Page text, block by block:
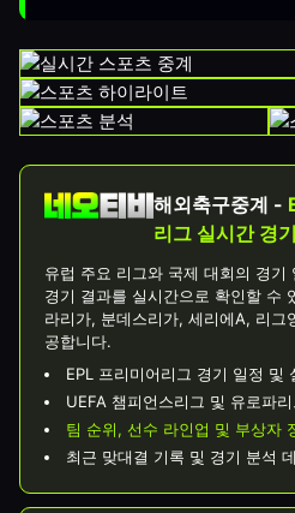
해외축구중계 -
리그 실시간 경
유럽 주요 리그와 국제 대회의 경기
경기 결과를 실시간으로 확인할 수
라리가, 분데스리가, 세리에A, 리그
공합니다.
EPL 프리미어리그 경기 일정 및
UEFA 챔피언스리그 및 유로파
팀 순위, 선수 라인업 및 부상자
최근 맞대결 기록 및 경기 분석